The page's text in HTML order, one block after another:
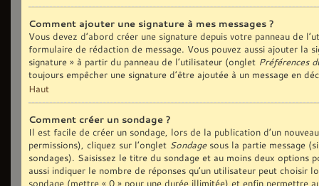
Comment ajouter une signature à mes messages ?
Vous devez d’abord créer une signature depuis votre panneau de
formulaire de rédaction de message. Vous pouvez aussi ajouter la
signature » à partir du panneau de l’utilisateur (onglet Préférences
toujours empêcher une signature d’être ajoutée à un message en
Haut
Comment créer un sondage ?
Il est facile de créer un sondage, lors de la publication d’un
permissions), cliquez sur l’onglet Sondagesous la partie message
sondages). Saisissez le titre du sondage et au moins deux options
aussi indiquer le nombre de réponses qu’un utilisateur peut
sondage (mettre « 0 » pour une durée illimitée) et enfin permettre